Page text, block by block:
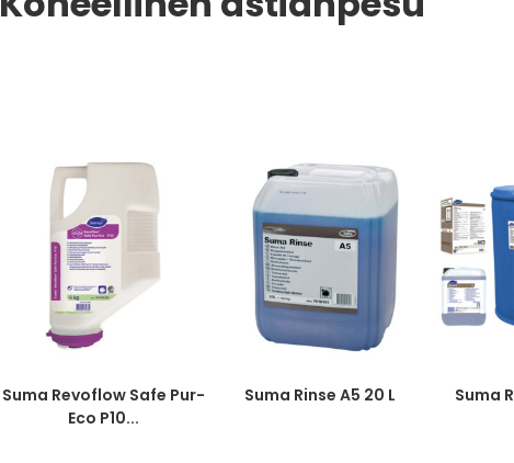
Suma Revoflow Safe Pur-
Eco P10...
Suma Rinse A5 20 L Suma